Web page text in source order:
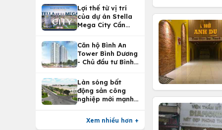
Nhà Tại
Vietcombank
Lợi thế từ vị trí
của dự án Stella
Mega City Cần
Căn hộ Bình An
Tower Bình Dương
- Chủ đầu tư Bình
Làn sóng bất
động sản công
nghiệp mới mạnh
Xem nhiều hơn +